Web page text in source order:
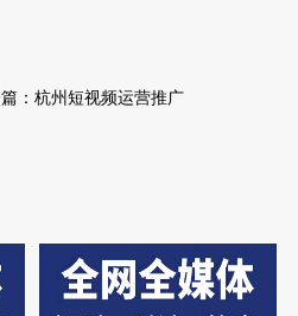
： 杭州短视频运营推广